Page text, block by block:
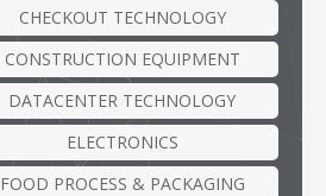
CHECKOUT TECHNOLOGY
CONSTRUCTION EQUIPMENT
DATACENTER TECHNOLOGY
ELECTRONICS
FOOD PROCESS & PACKAGING